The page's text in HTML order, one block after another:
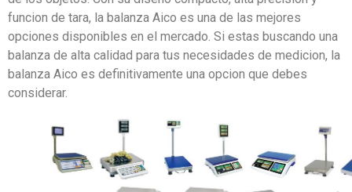
funcion de tara, la balanza Aico es una de las mejores
opciones disponibles en el mercado. Si estas buscando una
balanza de alta calidad para tus necesidades de medicion, la
balanza Aico es definitivamente una opcion que debes
considerar.